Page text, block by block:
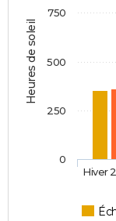
Heures de soleil
Hiver
0
250
500
750